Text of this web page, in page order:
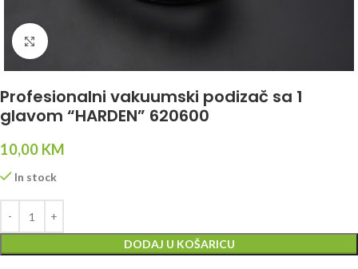
Click to enlarge
Profesionalni vakuumski podizač sa 1
glavom “HARDEN” 620600
10,00 KM
In stock
DODAJ U KOŠARICU